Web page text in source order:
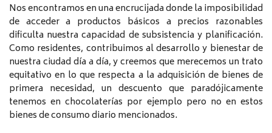
Nos encontramos en una encrucijada donde la imposibilidad
de acceder a productos básicos a precios razonables
dificulta nuestra capacidad de subsistencia y planificación.
Como residentes, contribuimos al desarrollo y bienestar de
nuestra ciudad día a día, y creemos que merecemos un trato
equitativo en lo que respecta a la adquisición de bienes de
primera necesidad, un descuento que paradójicamente
tenemos en chocolaterías por ejemplo pero no en estos
bienes de consumo diario mencionados.